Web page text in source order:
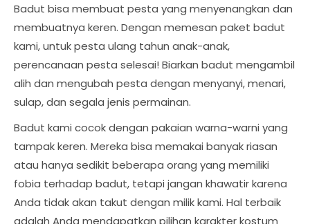
Badut bisa membuat pesta yang menyenangkan dan
membuatnya keren. Dengan memesan paket badut
kami, untuk pesta ulang tahun anak-anak,
perencanaan pesta selesai! Biarkan badut mengambil
alih dan mengubah pesta dengan menyanyi, menari,
sulap, dan segala jenis permainan.
Badut kami cocok dengan pakaian warna-warni yang
tampak keren. Mereka bisa memakai banyak riasan
atau hanya sedikit beberapa orang yang memiliki
fobia terhadap badut, tetapi jangan khawatir karena
Anda tidak akan takut dengan milik kami. Hal terbaik
adalah Anda mendapatkan pilihan karakter kostum